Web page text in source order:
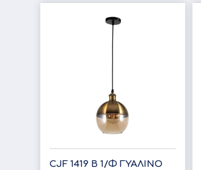
CJF 1419 B 1/Φ ΓΥΑΛΙΝΟ